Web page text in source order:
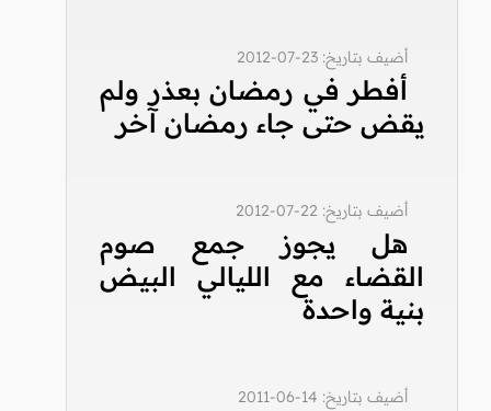
أضيف بتاريخ: 23-07-2012
أفطر في رمضان بعذر ولم
يقض حتى جاء رمضان آخر
أضيف بتاريخ: 22-07-2012
هل يجوز جمع صوم
القضاء مع الليالي البيض
بنية واحدة
أضيف بتاريخ: 14-06-2011